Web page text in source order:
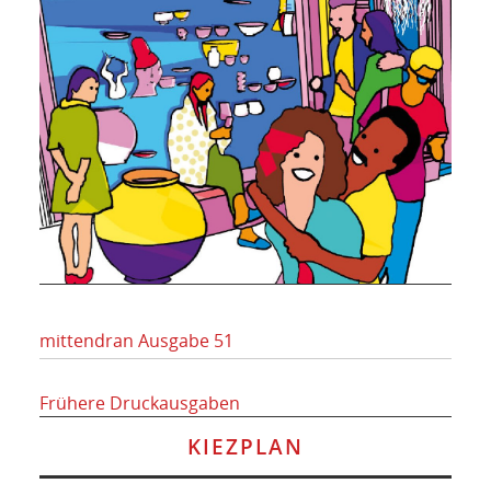
mittendran Ausgabe 51
Frühere Druckausgaben
KIEZPLAN